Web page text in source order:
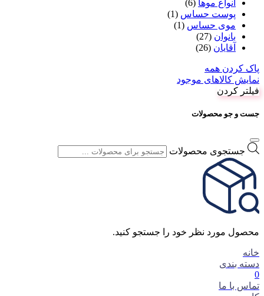
shiseido (2)
solex (4)
Syoss (1)
tresemme (9)
wellice (1)
مناسب برای
انواع موها
موی حساس
پاک کردن همه
نمایش کالاهای موجود
فیلتر کردن
جست و جو محصولات
جستجوی محصولات